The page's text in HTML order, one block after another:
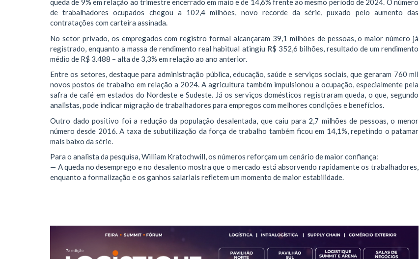
queda de 9% em relação ao trimestre encerrado em maio e de 14,6% frente ao mesmo período de 2024. O número
de trabalhadores ocupados chegou a 102,4 milhões, novo recorde da série, puxado pelo aumento das
contratações com carteira assinada.
No setor privado, os empregados com registro formal alcançaram 39,1 milhões de pessoas, o maior número já
registrado, enquanto a massa de rendimento real habitual atingiu R$ 352,6 bilhões, resultado de um rendimento
médio de R$ 3.488 – alta de 3,3% em relação ao ano anterior.
Entre os setores, destaque para administração pública, educação, saúde e serviços sociais, que geraram 760 mil
novos postos de trabalho em relação a 2024. A agricultura também impulsionou a ocupação, especialmente pela
safra de café em estados do Nordeste e Sudeste. Já os serviços domésticos registraram queda, o que, segundo
analistas, pode indicar migração de trabalhadores para empregos com melhores condições e benefícios.
Outro dado positivo foi a redução da população desalentada, que caiu para 2,7 milhões de pessoas, o menor
número desde 2016. A taxa de subutilização da força de trabalho também ficou em 14,1%, repetindo o patamar
mais baixo da série.
Para o analista da pesquisa, William Kratochwill, os números reforçam um cenário de maior confiança:
— A queda no desemprego e no desalento mostra que o mercado está absorvendo rapidamente os trabalhadores,
enquanto a formalização e os ganhos salariais refletem um momento de maior estabilidade.